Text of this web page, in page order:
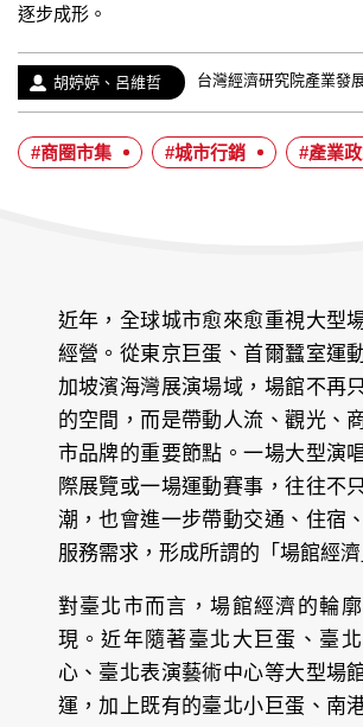
逐步成形。
作
者：
胡婷婷、呂維哲
經
歷：
台灣經濟研究院產業發
#商圈市集 #城市行銷 #產業
近年，全球城市愈來愈重視大型
經營。從東京巨蛋、首爾蠶室運
加坡濱海灣展演場域，場館不再
的空間，而是帶動人流、觀光、
市品牌的重要節點。一場大型演
際展覽或一場運動賽事，往往不
潮，也會進一步帶動交通、住宿
服務需求，形成所謂的「場館經濟
對臺北市而言，場館經濟的輪
現。近年隨著臺北大巨蛋、臺
心、臺北表演藝術中心等大型場
運，加上既有的臺北小巨蛋、南